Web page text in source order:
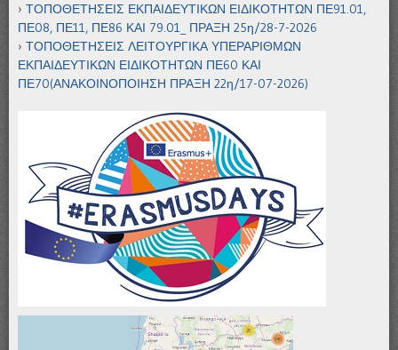
ΤΟΠΟΘΕΤΗΣΕΙΣ ΕΚΠΑΙΔΕΥΤΙΚΩΝ ΕΙΔΙΚΟΤΗΤΩΝ ΠΕ91.01,
ΠΕ08, ΠΕ11, ΠΕ86 ΚΑΙ 79.01_ ΠΡΑΞΗ 25η/28-7-2026
ΤΟΠΟΘΕΤΗΣΕΙΣ ΛΕΙΤΟΥΡΓΙΚΑ ΥΠΕΡΑΡΙΘΜΩΝ
ΕΚΠΑΙΔΕΥΤΙΚΩΝ ΕΙΔΙΚΟΤΗΤΩΝ ΠΕ60 ΚΑΙ
ΠΕ70(ΑΝΑΚΟΙΝΟΠΟΙΗΣΗ ΠΡΑΞΗ 22η/17-07-2026)